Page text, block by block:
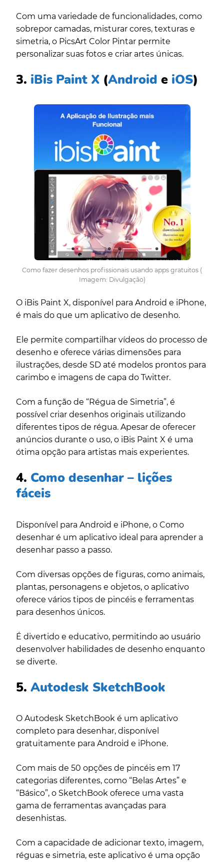
Com uma variedade de funcionalidades, como
sobrepor camadas, misturar cores, texturas e
simetria, o PicsArt Color Pintar permite
personalizar suas fotos e criar artes únicas.
3. iBis Paint X (Android e iOS)
Como fazer desenhos profissionais usando apps gratuitos (
Imagem: Divulgação)
O iBis Paint X, disponível para Android e iPhone,
é mais do que um aplicativo de desenho.
Ele permite compartilhar vídeos do processo de
desenho e oferece várias dimensões para
ilustrações, desde SD até modelos prontos para
carimbo e imagens de capa do Twitter.
Com a função de “Régua de Simetria”, é
possível criar desenhos originais utilizando
diferentes tipos de régua. Apesar de oferecer
anúncios durante o uso, o iBis Paint X é uma
ótima opção para artistas mais experientes.
4. Como desenhar – lições
fáceis
Disponível para Android e iPhone, o Como
desenhar é um aplicativo ideal para aprender a
desenhar passo a passo.
Com diversas opções de figuras, como animais,
plantas, personagens e objetos, o aplicativo
oferece vários tipos de pincéis e ferramentas
para desenhos únicos.
É divertido e educativo, permitindo ao usuário
desenvolver habilidades de desenho enquanto
se diverte.
5. Autodesk SketchBook
O Autodesk SketchBook é um aplicativo
completo para desenhar, disponível
gratuitamente para Android e iPhone.
Com mais de 50 opções de pincéis em 17
categorias diferentes, como “Belas Artes” e
“Básico”, o SketchBook oferece uma vasta
gama de ferramentas avançadas para
desenhistas.
Com a capacidade de adicionar texto, imagem,
réguas e simetria, este aplicativo é uma opção